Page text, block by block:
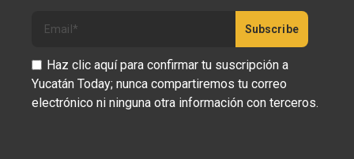
Haz clic aquí para confirmar tu suscripción a
Yucatán Today; nunca compartiremos tu correo
electrónico ni ninguna otra información con terceros.